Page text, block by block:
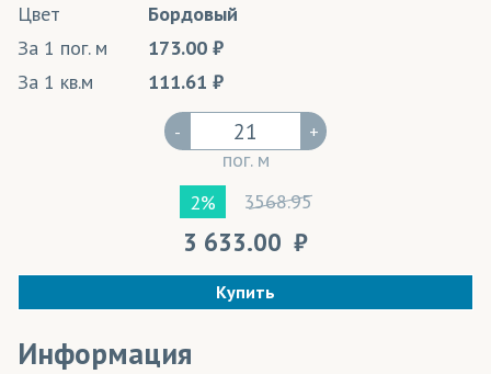
Цвет
Бордовый
За 1 пог. м
173.00
За 1 кв.м
111.61
-
пог. м
+
2% 3568.95
3 633.00
Купить
Информация